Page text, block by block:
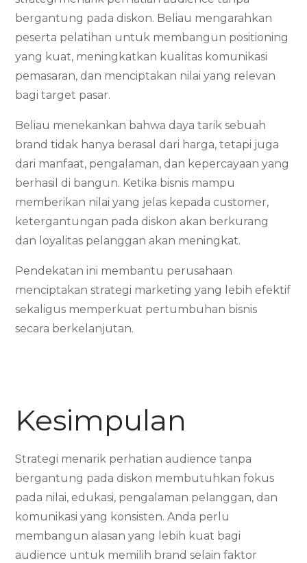
bergantung pada diskon. Beliau mengarahkan
peserta pelatihan untuk membangun positioning
yang kuat, meningkatkan kualitas komunikasi
pemasaran, dan menciptakan nilai yang relevan
bagi target pasar.
Beliau menekankan bahwa daya tarik sebuah
brand tidak hanya berasal dari harga, tetapi juga
dari manfaat, pengalaman, dan kepercayaan yang
berhasil di bangun. Ketika bisnis mampu
memberikan nilai yang jelas kepada customer,
ketergantungan pada diskon akan berkurang
dan loyalitas pelanggan akan meningkat.
Pendekatan ini membantu perusahaan
menciptakan strategi marketing yang lebih efektif
sekaligus memperkuat pertumbuhan bisnis
secara berkelanjutan.
Kesimpulan
Strategi menarik perhatian audience tanpa
bergantung pada diskon membutuhkan fokus
pada nilai, edukasi, pengalaman pelanggan, dan
komunikasi yang konsisten. Anda perlu
membangun alasan yang lebih kuat bagi
audience untuk memilih brand selain faktor